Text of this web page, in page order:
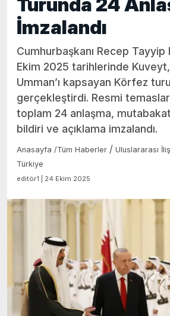
İmzalandı
Cumhurbaşkanı Recep Tayyip
Ekim 2025 tarihlerinde
Umman’ı kapsayan Körfez
gerçekleştirdi. Resmi temaslar
toplam 24 anlaşma,
bildiri ve açıklama imzalandı.
Anasayfa /Tüm Haberler / Uluslararası
Türkiye
editör1 | 24 Ekim 2025